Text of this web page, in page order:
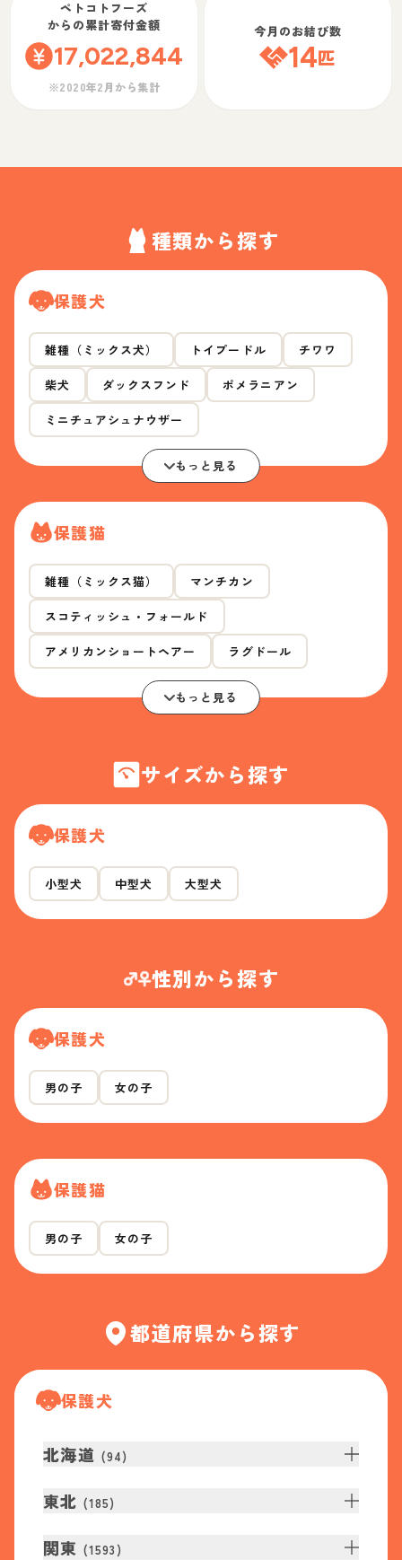
ペトコトフーズ
からの累計寄付金額
17,022,844
※2020年2月から集計
今月のお結び数
14匹
種類から探す
保護犬
雑種（ミックス犬） トイプードル チワワ
柴犬 ダックスフンド ポメラニアン
ミニチュアシュナウザー
もっと見る
保護猫
雑種（ミックス猫） マンチカン
スコティッシュ・フォールド
アメリカンショートヘアー ラグドール
もっと見る
サイズから探す
保護犬
小型犬 中型犬 大型犬
性別から探す
保護犬
男の子 女の子
保護猫
男の子 女の子
都道府県から探す
保護犬
北海道 (94)
東北 (185)
関東 (1593 )